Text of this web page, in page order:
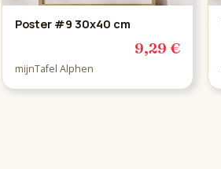
Poster #9 30x40 cm
9,29 €
mijnTafel Alphen